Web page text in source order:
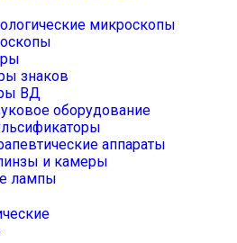
микроскопы
знаков
ВД
оборудование
аппараты
и камеры
лампы